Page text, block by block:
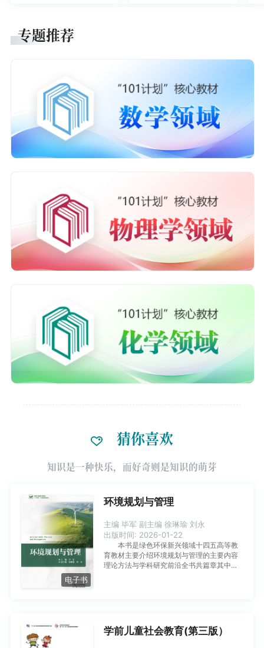
专题推荐
猜你喜欢
知识是一种快乐，而好奇则是知识的萌芽
电子书
环境规划与管理
主编 毕军 副主编 徐琳瑜 刘永
出版时间: 2026-01-22
本书是绿色环保新兴领域十四五高等教
育教材主要介绍环境规划与管理的主要内容
理论方法与学科研究前沿全书共篇章其中在
划方法环境政策评估和环境数据挖掘与分析
等交叉内容在前沿专题篇第八至十二章拓展
学前儿童社会教育(第三版）